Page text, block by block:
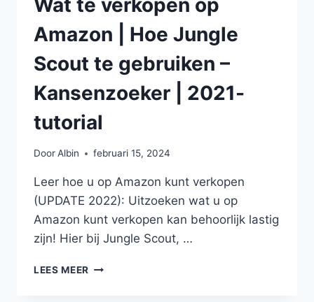
Amazon | Hoe Jungle
Scout te gebruiken –
Kansenzoeker | 2021-
tutorial
DoorAlbin februari 15, 2024
Leer hoe u op Amazon kunt verkopen
(UPDATE 2022): Uitzoeken wat u op
Amazon kunt verkopen kan behoorlijk lastig
zijn! Hier bij Jungle Scout, …
LEES MEER WAT